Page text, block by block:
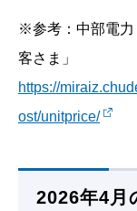
※参考：中部電力
客さま」
https://
ost/unitprice/
2026年4